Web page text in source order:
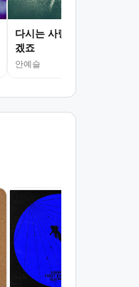
다시는 사랑할 수 없
겠죠
안예슬